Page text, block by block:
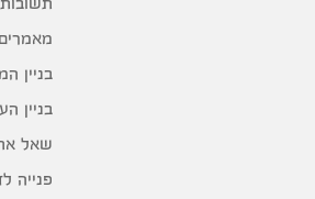
מאמרים
בניין
בניין
שאל
פנייה